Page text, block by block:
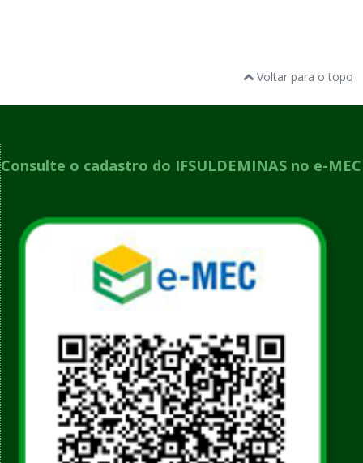
Voltar para o topo
Consulte o cadastro do IFSULDEMINAS no e-MEC